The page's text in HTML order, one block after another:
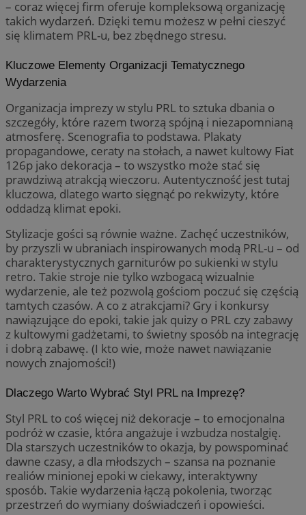
– coraz więcej firm oferuje kompleksową organizację
takich wydarzeń. Dzięki temu możesz w pełni cieszyć
się klimatem PRL-u, bez zbędnego stresu.
Kluczowe Elementy Organizacji Tematycznego
Wydarzenia
Organizacja imprezy w stylu PRL to sztuka dbania o
szczegóły, które razem tworzą spójną i niezapomnianą
atmosferę. Scenografia to podstawa. Plakaty
propagandowe, ceraty na stołach, a nawet kultowy Fiat
126p jako dekoracja – to wszystko może stać się
prawdziwą atrakcją wieczoru. Autentyczność jest tutaj
kluczowa, dlatego warto sięgnąć po rekwizyty, które
oddadzą klimat epoki.
Stylizacje gości są równie ważne. Zachęć uczestników,
by przyszli w ubraniach inspirowanych modą PRL-u – od
charakterystycznych garniturów po sukienki w stylu
retro. Takie stroje nie tylko wzbogacą wizualnie
wydarzenie, ale też pozwolą gościom poczuć się częścią
tamtych czasów. A co z atrakcjami? Gry i konkursy
nawiązujące do epoki, takie jak quizy o PRL czy zabawy
z kultowymi gadżetami, to świetny sposób na integrację
i dobrą zabawę. (I kto wie, może nawet nawiązanie
nowych znajomości!)
Dlaczego Warto Wybrać Styl PRL na Imprezę?
Styl PRL to coś więcej niż dekoracje – to emocjonalna
podróż w czasie, która angażuje i wzbudza nostalgię.
Dla starszych uczestników to okazja, by powspominać
dawne czasy, a dla młodszych – szansa na poznanie
realiów minionej epoki w ciekawy, interaktywny
sposób. Takie wydarzenia łączą pokolenia, tworząc
przestrzeń do wymiany doświadczeń i opowieści.